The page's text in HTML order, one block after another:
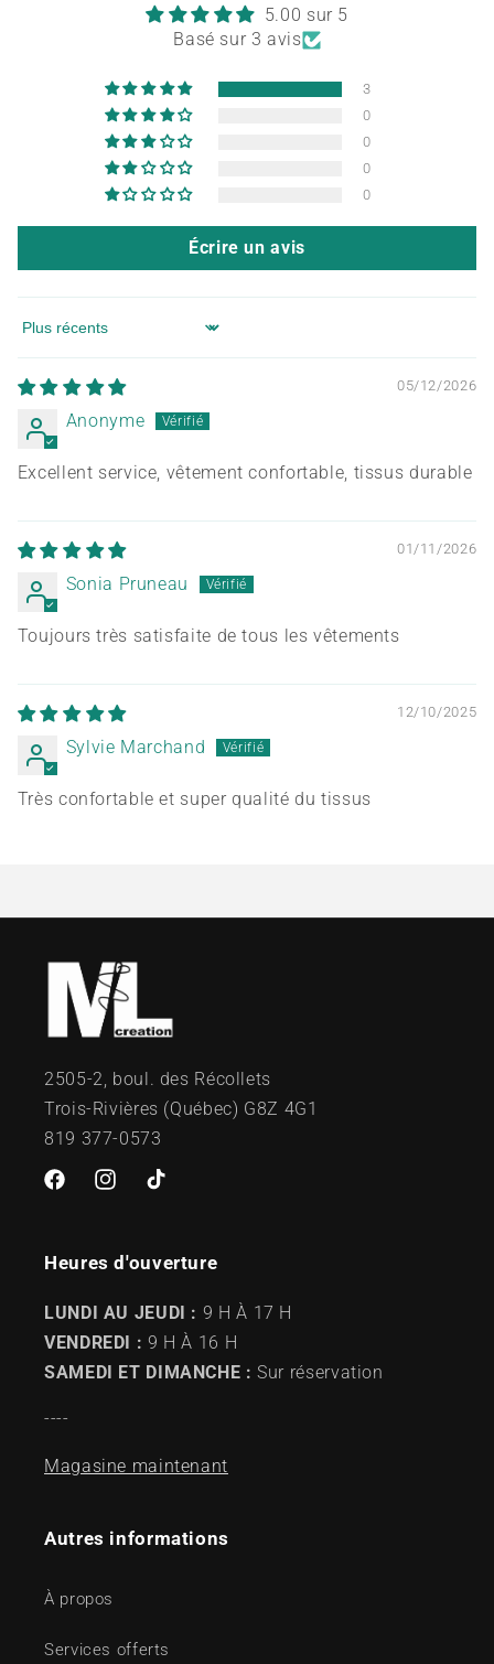
5.00 sur 5
Basé sur 3 avis
3
0
0
0
0
Écrire un avis
Sort by
05/12/2026
Anonyme
Excellent service, vêtement confortable, tissus durable
01/11/2026
Sonia Pruneau
Toujours très satisfaite de tous les vêtements
12/10/2025
Sylvie Marchand
Très confortable et super qualité du tissus
2505-2, boul. des Récollets
Trois-Rivières (Québec) G8Z 4G1
819 377-0573
FacebookInstagramTikTok
Heures d'ouverture
LUNDI AU JEUDI : 9 H À 17 H
VENDREDI : 9 H À 16 H
SAMEDI ET DIMANCHE : Sur réservation
----
Magasine maintenant
Autres informations
À propos
Services offerts